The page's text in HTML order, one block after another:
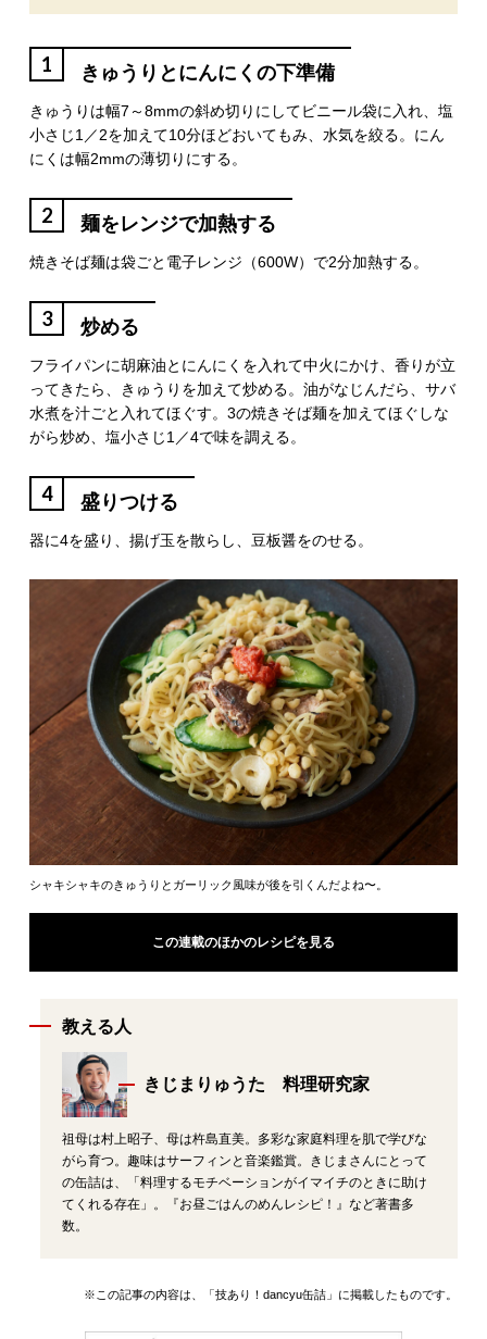
1 きゅうりとにんにくの下準備
きゅうりは幅7～8mmの斜め切りにしてビニール袋に入れ、塩
小さじ1／2を加えて10分ほどおいてもみ、水気を絞る。にん
にくは幅2mmの薄切りにする。
2 麺をレンジで加熱する
焼きそば麺は袋ごと電子レンジ（600W）で2分加熱する。
3 炒める
フライパンに胡麻油とにんにくを入れて中火にかけ、香りが立
ってきたら、きゅうりを加えて炒める。油がなじんだら、サバ
水煮を汁ごと入れてほぐす。3の焼きそば麺を加えてほぐしな
がら炒め、塩小さじ1／4で味を調える。
4 盛りつける
器に4を盛り、揚げ玉を散らし、豆板醤をのせる。
シャキシャキのきゅうりとガーリック風味が後を引くんだよね〜。
この連載のほかのレシピを見る
教える人
きじまりゅうた 料理研究家
祖母は村上昭子、母は杵島直美。多彩な家庭料理を肌で学びな
がら育つ。趣味はサーフィンと音楽鑑賞。きじまさんにとって
の缶詰は、「料理するモチベーションがイマイチのときに助け
てくれる存在」。『お昼ごはんのめんレシピ！』など著書多
数。
※この記事の内容は、「技あり！dancyu缶詰」に掲載したものです。